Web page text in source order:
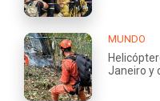
MUNDO
Janeiro y